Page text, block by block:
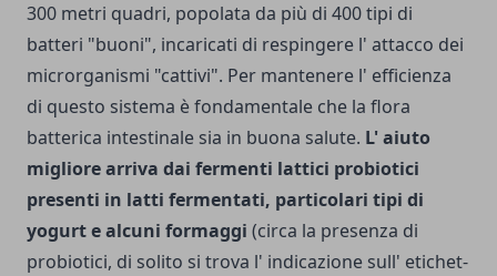
300 metri quadri, popolata da più di 400 tipi di
batteri "buoni", incaricati di respingere l' attacco dei
microrganismi "cattivi". Per mantenere l' efficienza
di questo sistema è fondamentale che la flora
batterica intestinale sia in buona salute. L' aiuto
migliore arriva dai fermenti lattici probiotici
presenti in latti fermen­tati, particolari tipi di
yogurt e alcuni formaggi (circa la presenza di
probiotici, di solito si trova l' indicazione sull' etichet­